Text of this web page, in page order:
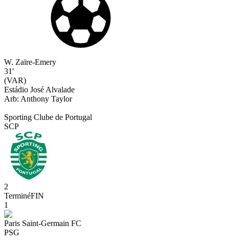
W. Zaïre-Emery
31'
(VAR)
Estádio José Alvalade
Arb: Anthony Taylor
Sporting Clube de Portugal
SCP
2
TerminéFIN
1
Paris Saint-Germain FC
PSG